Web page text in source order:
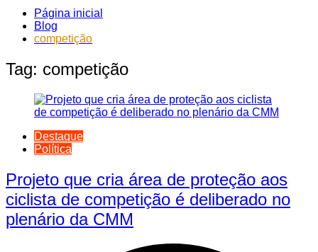
Página inicial
Blog
competição
Tag: competição
Destaque
Política
Projeto que cria área de proteção aos
ciclista de competição é deliberado no
plenário da CMM